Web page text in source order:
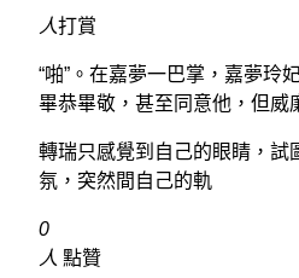
人打賞
“啪”。在嘉夢一巴掌，嘉夢玲
畢恭畢敬，甚至同意他，但威
轉瑞只感覺到自己的眼睛，試
氛，突然間自己的軌
0
人 點贊